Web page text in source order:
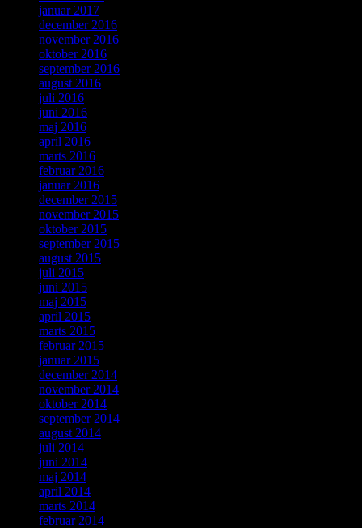
januar 2017
december 2016
november 2016
oktober 2016
september 2016
august 2016
juli 2016
juni 2016
maj 2016
april 2016
marts 2016
februar 2016
januar 2016
december 2015
november 2015
oktober 2015
september 2015
august 2015
juli 2015
juni 2015
maj 2015
april 2015
marts 2015
februar 2015
januar 2015
december 2014
november 2014
oktober 2014
september 2014
august 2014
juli 2014
juni 2014
maj 2014
april 2014
marts 2014
februar 2014